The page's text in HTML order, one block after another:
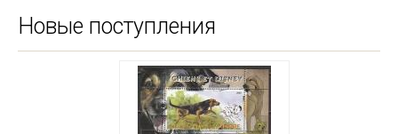
Новые поступления